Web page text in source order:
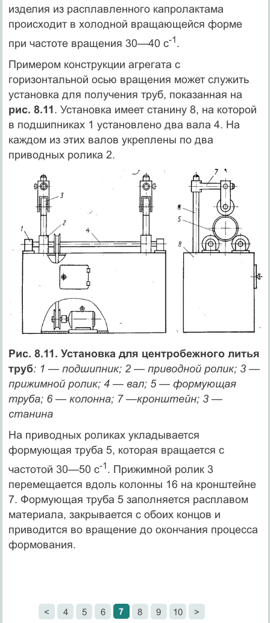
изделия из расплавленного капролактама
происходит в холодной вращающейся форме
при частоте вращения 30—40 с-1.
Примером конструкции агрегата с
горизонтальной осью вращения может служить
установка для получения труб, показанная на
рис. 8.11 . Установка имеет станину 8, на которой
в подшипниках 1 установлено два вала 4. На
каждом из этих валов укреплены по два
приводных ролика 2.
Рис. 8.11. Установка для центробежного литья
труб: 1 — подшипник; 2 — приводной ролик; 3 —
прижимной ролик; 4 — вал; 5 — формующая
труба; 6 — колонна; 7 —кронштейн; 3 —
станина
На приводных роликах укладывается
формующая труба 5, которая вращается с
частотой 30—50 с-1. Прижимной ролик 3
перемещается вдоль колонны 16 на кронштейне
7. Формующая труба 5 заполняется расплавом
материала, закрывается с обоих концов и
приводится во вращение до окончания процесса
формования.
< 4 5 6 7 8 9 10 >